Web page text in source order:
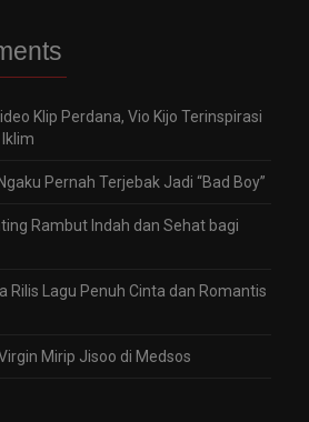
Klip Perdana, Vio Kijo Terinspirasi
Pernah Terjebak Jadi “Bad Boy”
Rambut Indah dan Sehat bagi
Rilis Lagu Penuh Cinta dan Romantis
Mirip Jisoo di Medsos